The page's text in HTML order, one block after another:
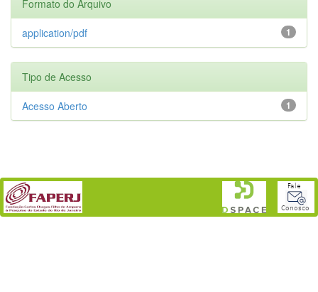
Formato do Arquivo
1
application/pdf
Tipo de Acesso
1
Acesso Aberto